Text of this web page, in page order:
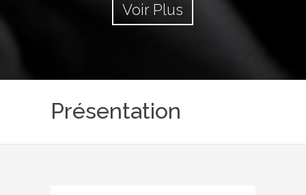
Voir Plus
Présentation